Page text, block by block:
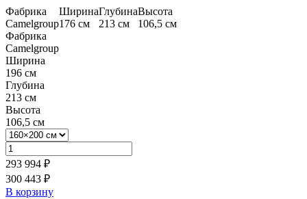
Фабрика
Camelgroup
Ширина
176 см
Глубина
213 см
Высота
106,5 см
Фабрика
Camelgroup
Ширина
196 см
Глубина
213 см
Высота
106,5 см
293 994 ₽
300 443 ₽
В корзину